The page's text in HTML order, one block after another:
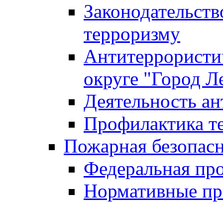
терроризму
округе "Город
Деятельность
Профилактика
Пожарная
Федеральная
Нормативные